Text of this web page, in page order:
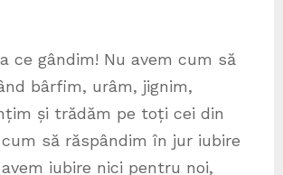
ce gândim! Nu avem cum să
bârfim, urâm, jignim,
și trădăm pe toți cei din
cum să răspândim în jur iubire
iubire nici pentru noi,